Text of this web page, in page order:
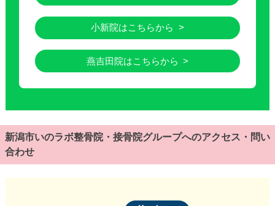
小新院はこちらから
燕吉田院はこちらから
新潟市いのラボ整骨院・接骨院グループへのアクセス・問い
合わせ